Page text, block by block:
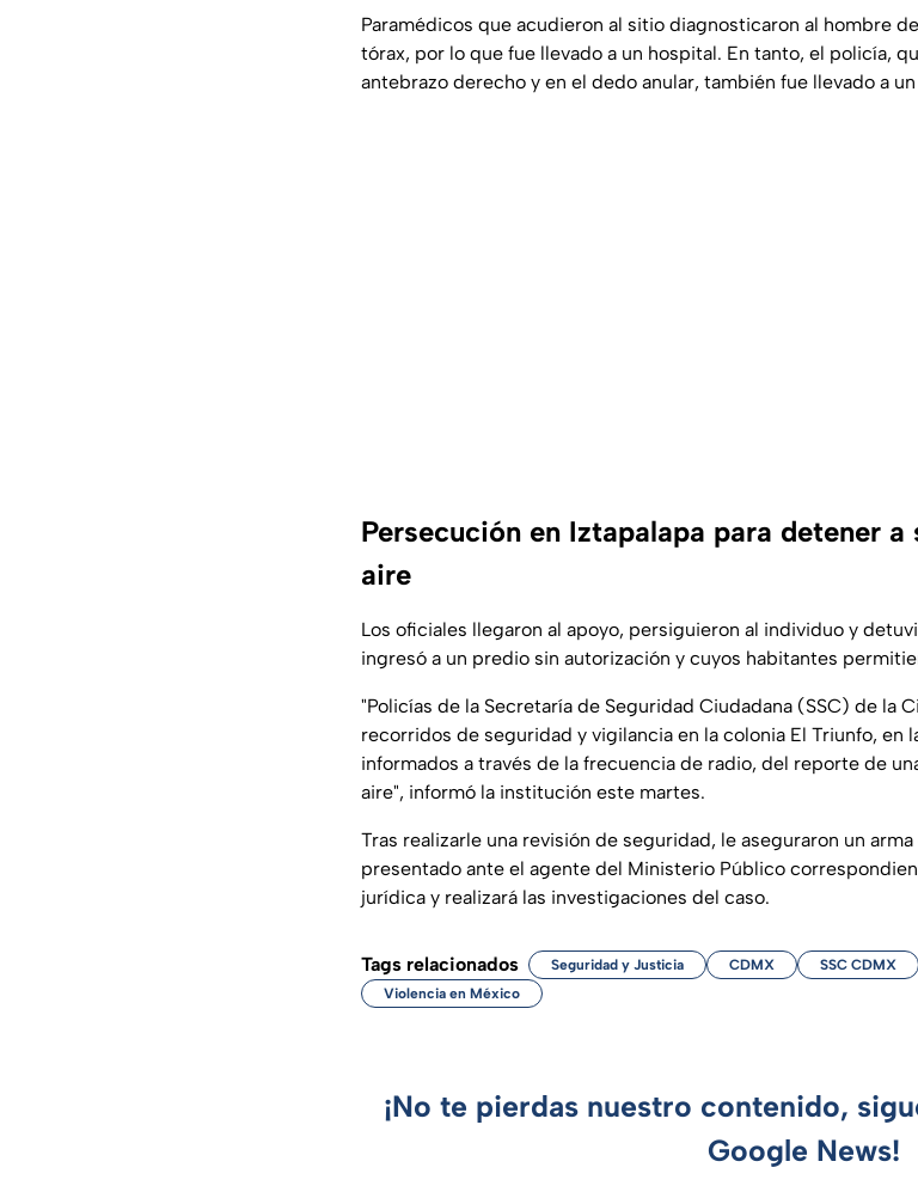
Paramédicos que acudieron al sitio diagnosticaron al hombre
tórax, por lo que fue llevado a un hospital. En tanto, el policía,
antebrazo derecho y en el dedo anular, también fue llevado a
Persecución en Iztapalapa para detener
aire
Los oficiales llegaron al apoyo, persiguieron al individuo y
ingresó a un predio sin autorización y cuyos habitantes
"Policías de la Secretaría de Seguridad Ciudadana (SSC) de la
recorridos de seguridad y vigilancia en la colonia El Triunfo, en
informados a través de la frecuencia de radio, del reporte de
aire", informó la institución este martes.
Tras realizarle una revisión de seguridad, le aseguraron un
presentado ante el agente del Ministerio Público
jurídica y realizará las investigaciones del caso.
Tags relacionados Seguridad y Justicia CDMX SSC CDMX
Violencia en México
¡No te pierdas nuestro contenido,
Google News!